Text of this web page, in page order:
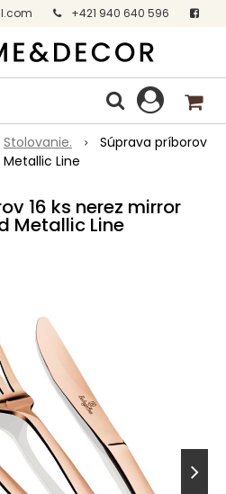
+421 940 640 596
Stolovanie.
Súprava príborov
Line
16 ks nerez mirror
Metallic Line